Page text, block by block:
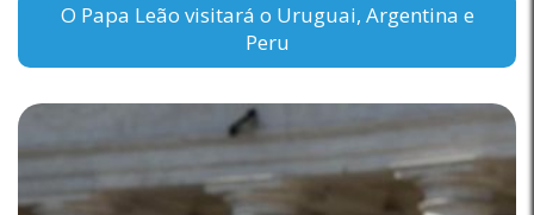
O Papa Leão visitará o Uruguai, Argentina e
Peru